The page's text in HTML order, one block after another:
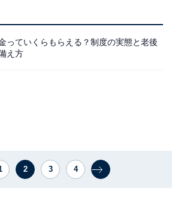
っていくらもらえる？制度の実態と老後
え方
2 3 4